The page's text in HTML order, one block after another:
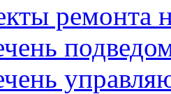
ремонта